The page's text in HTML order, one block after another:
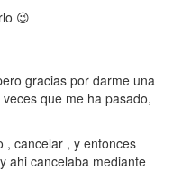
😉
gracias por darme una
que me ha pasado,
, cancelar , y entonces
ahi cancelaba mediante